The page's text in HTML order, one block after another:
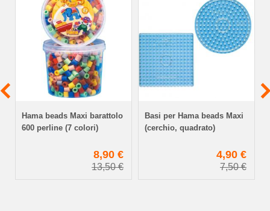
Hama beads Maxi barattolo
600 perline (7 colori)
8,90 €
13,50 €
Basi per Hama beads Maxi
(cerchio, quadrato)
4,90 €
7,50 €